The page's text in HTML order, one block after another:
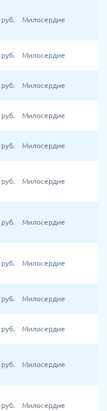
руб. Милосердие
руб. Милосердие
руб. Милосердие
руб. Милосердие
руб. Милосердие
руб. Милосердие
руб. Милосердие
руб. Милосердие
руб. Милосердие
руб. Милосердие
руб. Милосердие
руб. Милосердие